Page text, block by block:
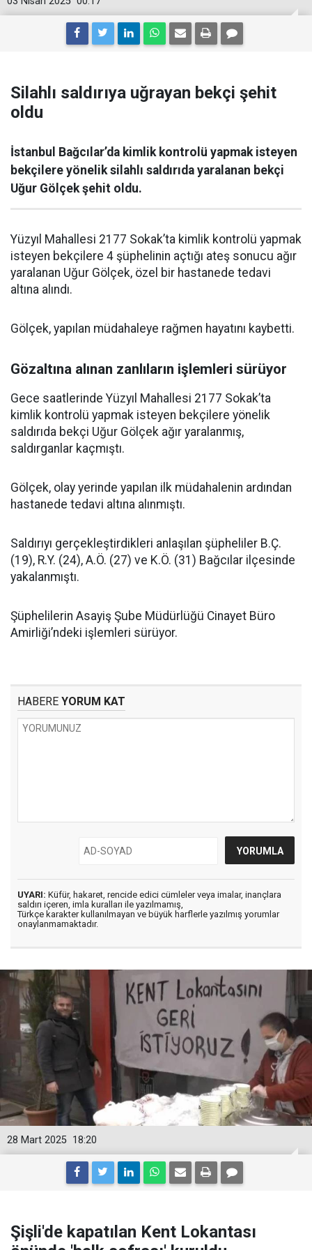
Silahlı saldırıya uğrayan bekçi şehit
oldu
İstanbul Bağcılar’da kimlik kontrolü yapmak isteyen
bekçilere yönelik silahlı saldırıda yaralanan bekçi
Uğur Gölçek şehit oldu.
Yüzyıl Mahallesi 2177 Sokak’ta kimlik kontrolü yapmak
isteyen bekçilere 4 şüphelinin açtığı ateş sonucu ağır
yaralanan Uğur Gölçek, özel bir hastanede tedavi
altına alındı.
Gölçek, yapılan müdahaleye rağmen hayatını kaybetti.
Gözaltına alınan zanlıların işlemleri sürüyor
Gece saatlerinde Yüzyıl Mahallesi 2177 Sokak’ta
kimlik kontrolü yapmak isteyen bekçilere yönelik
saldırıda bekçi Uğur Gölçek ağır yaralanmış,
saldırganlar kaçmıştı.
Gölçek, olay yerinde yapılan ilk müdahalenin ardından
hastanede tedavi altına alınmıştı.
Saldırıyı gerçekleştirdikleri anlaşılan şüpheliler B.Ç.
(19), R.Y. (24), A.Ö. (27) ve K.Ö. (31) Bağcılar ilçesinde
yakalanmıştı.
Şüphelilerin Asayiş Şube Müdürlüğü Cinayet Büro
Amirliği’ndeki işlemleri sürüyor.
HABERE YORUM KAT
UYARI: Küfür, hakaret, rencide edici cümleler veya imalar, inançlara
saldırı içeren, imla kuralları ile yazılmamış,
Türkçe karakter kullanılmayan ve büyük harflerle yazılmış yorumlar
onaylanmamaktadır.
18:20
28 Mart 2025
Şişli'de kapatılan Kent Lokantası